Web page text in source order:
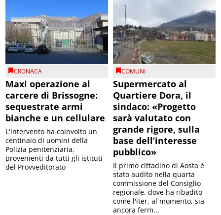
CRONACA
Maxi operazione al
carcere di Brissogne:
sequestrate armi
bianche e un cellulare
L'intervento ha coinvolto un
centinaio di uomini della
Polizia penitenziaria,
provenienti da tutti gli istituti
del Provveditorato
COMUNI
Supermercato al
Quartiere Dora, il
sindaco: «Progetto
sarà valutato con
grande rigore, sulla
base dell’interesse
pubblico»
Il primo cittadino di Aosta è
stato audito nella quarta
commissione del Consiglio
regionale, dove ha ribadito
come l'iter, al momento, sia
ancora ferm...